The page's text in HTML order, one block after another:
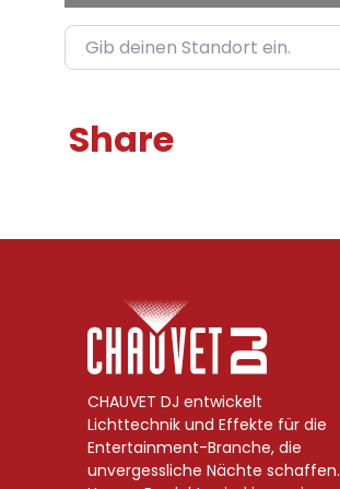
Gib deinen Standort ein.
Share
CHAUVET DJ entwickelt
Lichttechnik und Effekte für die
Entertainment-Branche, die
unvergessliche Nächte schaffen.